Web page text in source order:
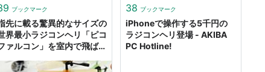
ブックマーク
先に載る驚異的なサイズの
界最小ラジコンヘリ「ピコ
ァルコン」を室内で飛ばし
38 ブックマーク
iPhoneで操作する5千円の
ラジコンヘリ登場 - AKIBA
PC Hotline!